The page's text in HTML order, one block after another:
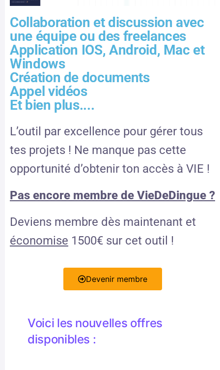
Collaboration et discussion avec
une équipe ou des freelances
Application IOS, Android, Mac et
Windows
Création de documents
Appel vidéos
Et bien plus....
L’outil par excellence pour gérer tous
tes projets ! Ne manque pas cette
opportunité d’obtenir ton accès à VIE !
Pas encore membre de VieDeDingue ?
Deviens membre dès maintenant et
économise 1500€ sur cet outil !
Devenir membre
Voici les nouvelles offres
disponibles :